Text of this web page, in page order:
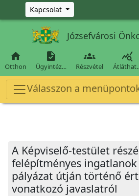
Ugrás a fő tartalomra
Kapcsolat
Józsefvárosi

Otthon

Ügyintéz…

Részvétel

Válasszon a
A Képviselő-testület
felépítményes
pályázat útján történő
vonatkozó javaslatról